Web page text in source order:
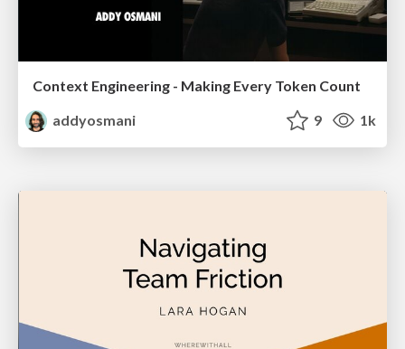
Context Engineering - Making Every Token Count
addyosmani
9 1k